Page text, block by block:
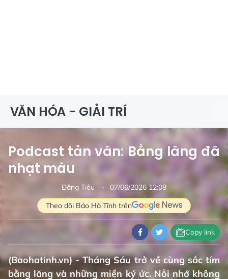
VĂN HÓA - GIẢI TRÍ
Podcast tản văn: Bằng lăng đã
nhạt màu
Đăng Tiêu
07/06/2026 12:08
Theo dõi Báo Hà Tĩnh trên
Copy link
(Baohatinh.vn) - Tháng Sáu trở về cùng sắc tím
bằng lăng và những miền ký ức. Nỗi nhớ không